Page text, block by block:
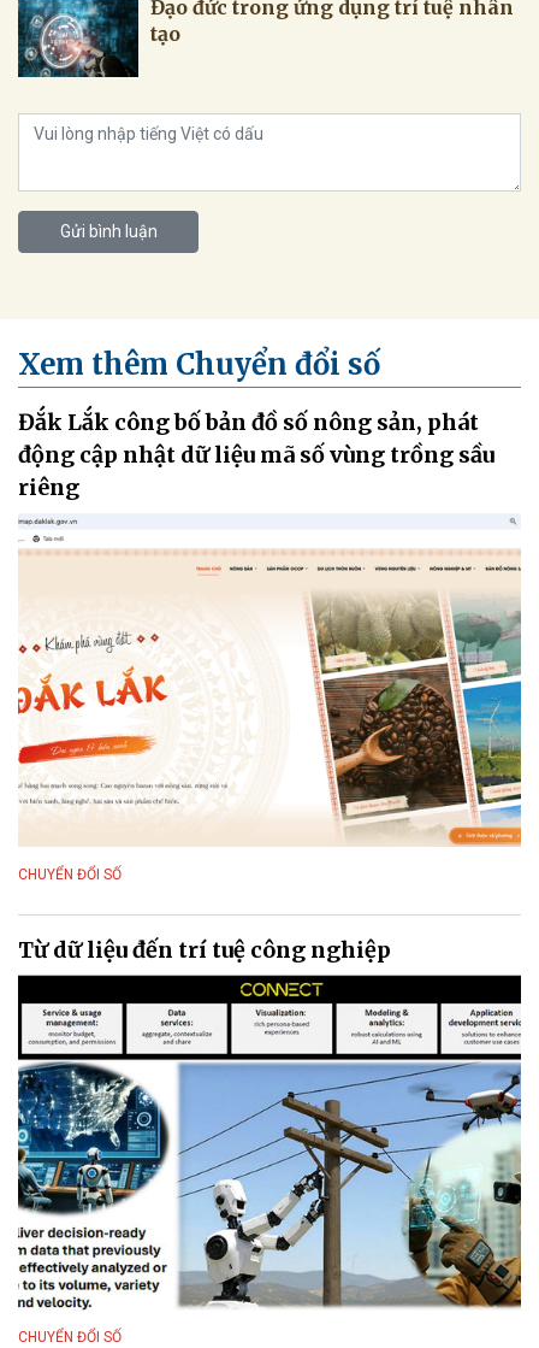
Đạo đức trong ứng dụng trí tuệ nhân
tạo
Gửi bình luận
Xem thêm Chuyển đổi số
Đắk Lắk công bố bản đồ số nông sản, phát
động cập nhật dữ liệu mã số vùng trồng sầu
riêng
CHUYỂN ĐỔI SỐ
Từ dữ liệu đến trí tuệ công nghiệp
CHUYỂN ĐỔI SỐ